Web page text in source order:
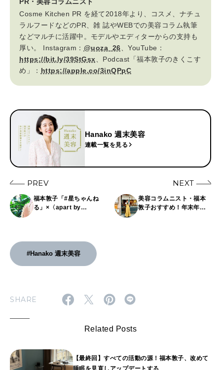
Cosme Kitchen PR を経て2018年より、コスメ、ナチュ
ラルフードなどのPR、雑 誌やWEBでの美容コラム執筆
などマルチに活躍中。モデルやエディターからの支持も
厚い。 Instagram： @uoza_26 、YouTube：
https://bit.ly/39StGsx 、Podcast「福本敦子のきくこす
め」： https://apple.co/3inQPpC
Hanako 週末美容
連載一覧を見る
PREV
福本敦子「#星ちゃんね
る」×〈apart by
NEXT
美容コラムニスト・福本
敦子おすすめ！年末年始
#Hanako 週末美容
SHARE
Related Posts
【最終回】すべての活動の源！福本敦子、改めて